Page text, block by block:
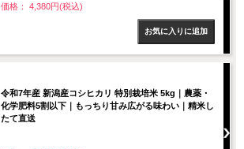
価格： 4,380円(税込)
令和7年産 新潟産コシヒカリ 特別栽培米 5kg｜農薬・
化学肥料5割以下｜もっちり甘み広がる味わい｜精米し
たて直送